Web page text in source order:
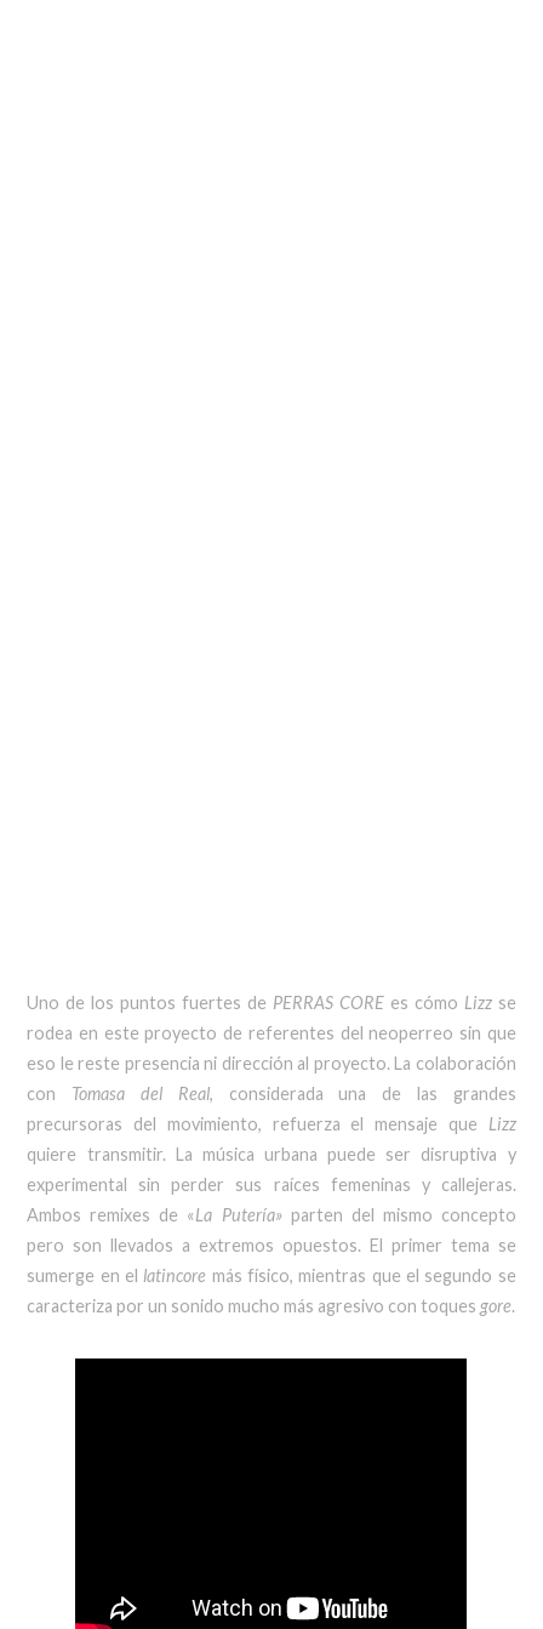
Uno de los puntos fuertes de PERRAS COREes cómo Lizzse
rodea en este proyecto de referentes del neoperreo sin que
eso le reste presencia ni dirección al proyecto. La colaboración
con Tomasa del Real, considerada una de las grandes
precursoras del movimiento, refuerza el mensaje que Lizz
quiere transmitir. La música urbana puede ser disruptiva y
experimental sin perder sus raíces femeninas y callejeras.
Ambos remixes de «La Putería» parten del mismo concepto
pero son llevados a extremos opuestos. El primer tema se
sumerge en el latincore más físico, mientras que el segundo se
caracteriza por un sonido mucho más agresivo con toques gore.